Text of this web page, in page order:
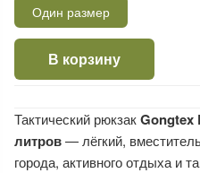
Один размер
В корзину
Тактический рюкзакGongtex
литров— лёгкий,
города, активного отдыха и